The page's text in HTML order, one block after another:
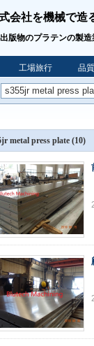
会社を機械で造
版物のプラテンの製造
工場旅行 品
metal press plate (10)